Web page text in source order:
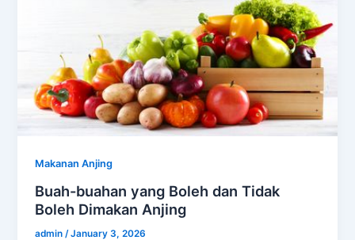
Makanan Anjing
Buah-buahan yang Boleh dan Tidak
Boleh Dimakan Anjing
admin /January 3, 2026